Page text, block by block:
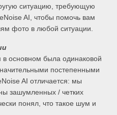
ситуацию, требующую
AI, чтобы помочь вам
фото в любой ситуации.
основном была одинаковой
постепенными
AI отличается: мы
зашумленных / четких
понял, что такое шум и